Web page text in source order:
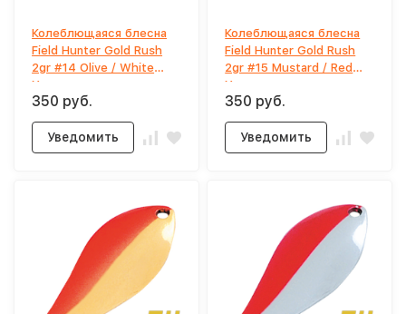
Колеблющаяся блесна
Field Hunter Gold Rush
2gr #14 Olive / White
Yamame
350 руб.
Уведомить
Колеблющаяся блесна
Field Hunter Gold Rush
2gr #15 Mustard / Red
Yamame
350 руб.
Уведомить